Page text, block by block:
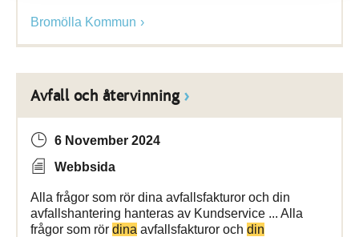
Bromölla Kommun
Avfall och återvinning
6 November 2024
Webbsida
Alla frågor som rör dina avfallsfakturor och din
avfallshantering hanteras av Kundservice ... Alla
frågor som rör dina avfallsfakturor och din